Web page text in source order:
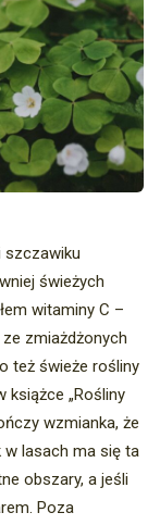
szczawiku
świeżych
witaminy C –
zmiażdżonych
też świeże rośliny
książce „Rośliny
wzmianka, że
w lasach ma się ta
obszary, a jeśli
Poza